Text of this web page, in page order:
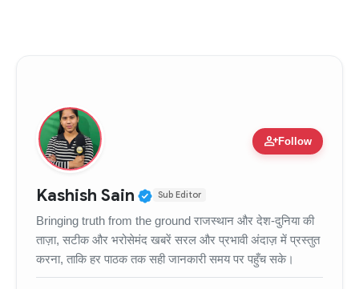
person_addFollow
Kashish Sain Verified Public Figure •
Sub Editor
Bringing truth from the ground राजस्थान और देश-दुनिया की
ताज़ा, सटीक और भरोसेमंद खबरें सरल और प्रभावी अंदाज़ में प्रस्तुत
करना, ताकि हर पाठक तक सही जानकारी समय पर पहुँच सके।